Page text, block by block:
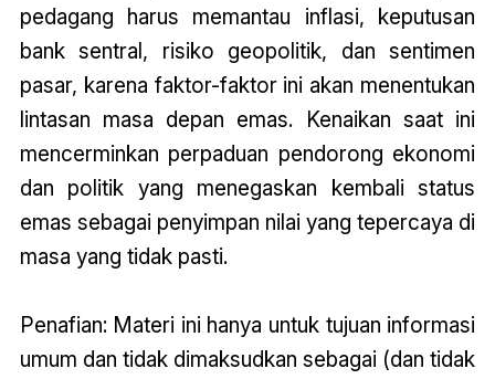
pedagang harus memantau inflasi, keputusan
bank sentral, risiko geopolitik, dan sentimen
pasar, karena faktor-faktor ini akan menentukan
lintasan masa depan emas. Kenaikan saat ini
mencerminkan perpaduan pendorong ekonomi
dan politik yang menegaskan kembali status
emas sebagai penyimpan nilai yang tepercaya di
masa yang tidak pasti.
Penafian: Materi ini hanya untuk tujuan informasi
umum dan tidak dimaksudkan sebagai (dan tidak